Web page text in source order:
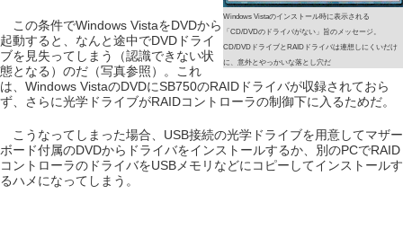
Windows Vistaのインストール時に表示される
「CD/DVDのドライバがない」旨のメッセージ。
CD/DVDドライブとRAIDドライバは連想しにくいだけ
に、意外とやっかいな落とし穴だ
この条件でWindows VistaをDVDから
起動すると、なんと途中でDVDドライ
ブを見失ってしまう（認識できない状
態となる）のだ（写真参照）。これ
は、Windows VistaのDVDにSB750のRAIDドライバが収録されておら
ず、さらに光学ドライブがRAIDコントローラの制御下に入るためだ。
こうなってしまった場合、USB接続の光学ドライブを用意してマザー
ボード付属のDVDからドライバをインストールするか、別のPCでRAID
コントローラのドライバをUSBメモリなどにコピーしてインストールす
るハメになってしまう。